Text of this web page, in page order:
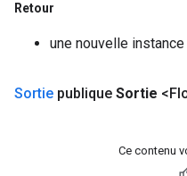
Retour
une nouvelle
Sortie publique Sortie
Ce contenu